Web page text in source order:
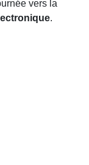
vers la
.